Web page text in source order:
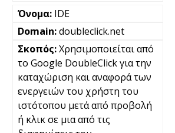
IDE
doubleclick.net
Χρησιμοποιείται από
το Google DoubleClick για την
καταχώριση και αναφορά των
ενεργειών του χρήστη του
ιστότοπου μετά από προβολή
ή κλικ σε μια από τις